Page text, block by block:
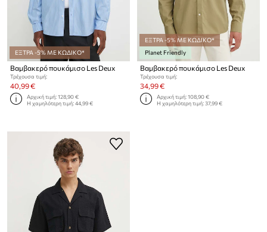
ΕΞΤΡΑ -5% ΜΕ ΚΩΔΙΚΟ*
Βαμβακερό πουκάμισο Les Deux
Τρέχουσα τιμή:
40,99 €
Αρχική τιμή:128,90 €
Η χαμηλότερη τιμή:44,99 €
ΕΞΤΡΑ -5% ΜΕ ΚΩΔΙΚΟ*
Planet Friendly
Βαμβακερό πουκάμισο Les Deux
Τρέχουσα τιμή:
34,99 €
Αρχική τιμή:108,90 €
Η χαμηλότερη τιμή:37,99 €